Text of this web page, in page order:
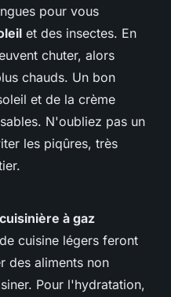
pour vous
et des insectes. En
chuter, alors
chauds. Un bon
et de la crème
N'oubliez pas un
les piqûres, très
cuisinière à gaz
cuisine légers feront
des aliments non
Pour l'hydratation,